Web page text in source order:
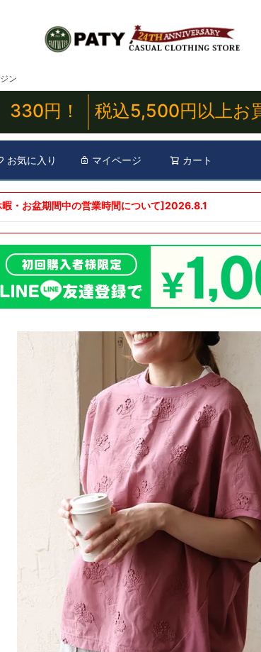
ン
円！ 税込5,500円以上お
お気に入り マイページ カート
・お盆期間中の営業時間について]2026.8.1